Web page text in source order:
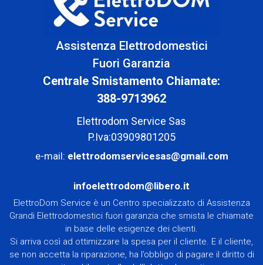
Assistenza Elettrodomestici
Fuori Garanzia
Centrale Smistamento Chiamate:
388-9713962
Elettrodom Service Sas
P.Iva:03909801205
e-mail: elettrodomservicesas@gmail.com
infoelettrodom@libero.it
ElettroDom Service è un Centro specializzato di Assistenza
Grandi Elettrodomestici fuori garanzia che smista le chiamate
in base delle esigenze dei clienti.
Si arriva così ad ottimizzare la spesa per il cliente. E il cliente,
se non accetta la riparazione, ha l’obbligo di pagare il diritto di